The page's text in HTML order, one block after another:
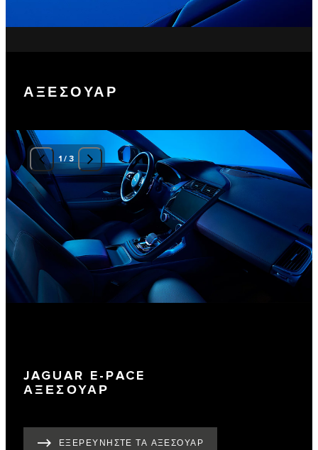
ΑΞΕΣΟΥΑΡ
JAGUAR E-PACE
ΑΞΕΣΟΥΑΡ
ΕΞΕΡΕΥΝΗΣΤΕ ΤΑ ΑΞΕΣΟΥΑΡ
1/ 3